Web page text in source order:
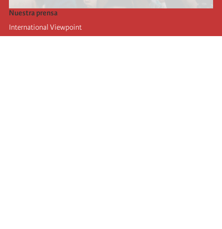
Nuestra prensa
International Viewpoint